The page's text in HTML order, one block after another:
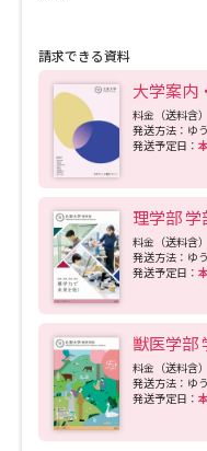
は特に「ビッグデータ」や「人
リキュラム」、社会が抱える課
連携教育」、他大学にはない関
報学コース」の設置、以上3つ
す不足することが予想されるAI
情報工学の基礎を満遍なく学と
ク工学、情報セキュリティ分野
情報学をベースとし、数値解析
エンスも扱います。 ロボット制
に、ハードウェアも扱うのが特
ースとし、Webデザイン、映像
て学ぶのは、画像処理、XR、ス
理論、技術であり、その応用を
人間情報学コース＞ 他大学には
や高齢者介護のためのデジタル
ハビリテーション科学、生体デ
医療、生体に関連する分野を扱
コースへ■ 国際文化学部は2026
学科）を1学科（国際文化学科
での「国際文化」の学びをベー
視するため、多くの演習系科目
ース＞ 確かな英語力を軸にグロ
史文化コース＞ 日本を含む世界
す。 ＜多文化協働コース＞ 多文
請求できる資料
大学案内
料金（送料含
発送方法：ゆ
発送予定日：
理学部 学
料金（送料含
発送方法：ゆ
発送予定日：
獣医学部
料金（送料含
発送方法：ゆ
発送予定日：